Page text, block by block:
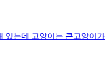
있는데 고양이는 큰고양이가